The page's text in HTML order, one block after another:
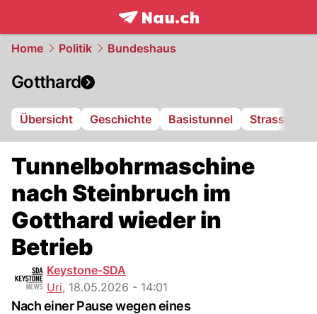
frontpage.NAU.ch
Home Politik Bundeshaus
Gotthard
Übersicht Geschichte Basistunnel
Tunnelbohrmaschine
nach Steinbruch im
Gotthard wieder in
Betrieb
Keystone-SDA
Uri, 18.05.2026 - 14:01
Nach einer Pause wegen eines